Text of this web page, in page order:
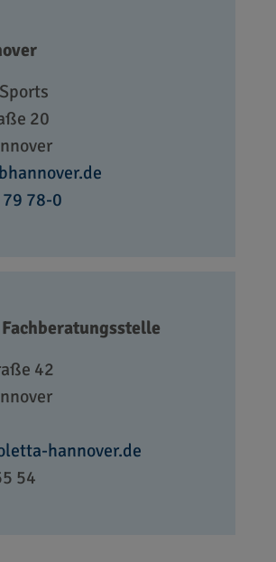
20
78-0
42
hannover.de
54